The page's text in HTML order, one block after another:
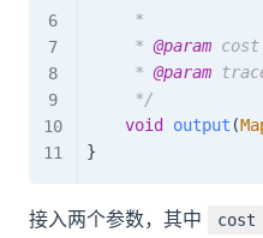
     *
     *
@param cost
     *
@param
     */
void
output (
}
接入两个参数，其中 cost